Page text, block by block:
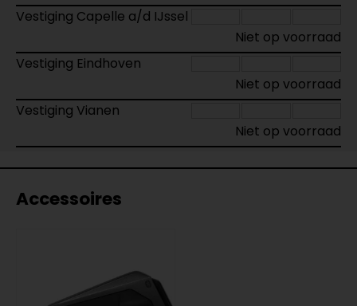
Vestiging Capelle a/d IJssel
Niet op voorraad
Vestiging Eindhoven
Niet op voorraad
Vestiging Vianen
Niet op voorraad
Accessoires